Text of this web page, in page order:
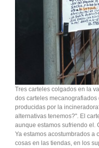
Tres carteles colgados en la
dos carteles
producidas por la
alternativas tenemos?". El
aunque estamos sufriendo el.
Ya estamos acostumbrados a
cosas en las tiendas, en los